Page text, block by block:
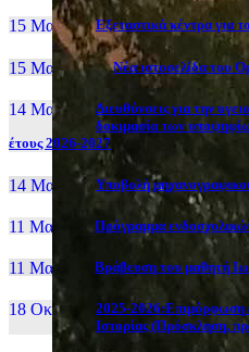
15 Μαι, 26 Εξεταστικά κέντρα για
15 Μαι, 2026 Νέα ιστοσελίδα του
14 Μαι, 26
Διευθύνσεις για την
δοκιμασία των
έτους 2026-2027
14 Μαι, 26 Yποβολή
11 Μαι, 26 Πρόγραμμα
11 Μαι, 26 Βράβευση του μαθητή
18 Οκτ, 25
2025-2026:Επιμόρφωση
Ιστορίας (Πρόσκληση,